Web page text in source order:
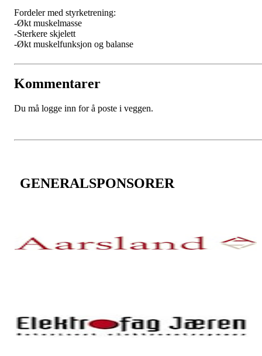
Fordeler med styrketrening:
-Økt muskelmasse
-Sterkere skjelett
-Økt muskelfunksjon og balanse
Kommentarer
Du må logge inn for å poste i veggen.
GENERALSPONSORER